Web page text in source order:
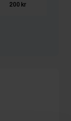
200 kr